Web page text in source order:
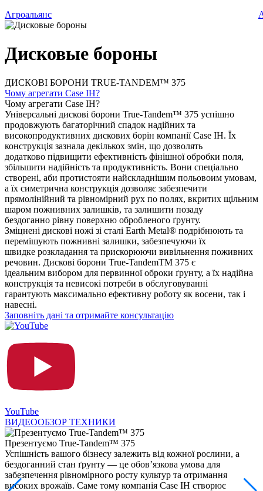
Агроальянс
Дисковые бороны
ДИСКОВІ БОРОНИ TRUE-TANDEM™ 375
Чому агрегати Case IH?
Чому агрегати Case IH?
Універсальні дискові борони True-Tandem™ 375 успішно
продовжують багаторічний спадок надійних та
високопродуктивних дискових борін компанії Case IH. Їх
конструкція зазнала декількох змін, що дозволять
додатково підвищити ефективність фінішної обробки поля,
збільшити надійність та продуктивність. Вони спеціально
створені, аби протистояти найскладнішим польовоим умовам,
а їх симетрична конструкція дозволяє забезпечити
прямолінійний та рівномірний рух по полях, вкритих щільним
шаром пожнивних залишків, та залишити позаду
бездоганно рівну поверхню обробленого ґрунту.
Зміцнені дискові ножі зі сталі Earth Metal® подрібнюють та
перемішують пожнивні залишки, забезпечуючи їх
швидке розкладання та прискорюючи вивільнення поживних
речовин. Дискові борони True-TandemТМ 375 є
ідеальним вибором для первинної оброки ґрунту, а їх надійна
конструкція та невисокі потреби в обслуговуванні
гарантують максимально ефективну роботу як восени, так і
навесні.
Заповніть дані та отримайте консультацію
YouTube
ВИДЕООБЗОР ТЕХНИКИ
Презентуємо True-Tandem™ 375
Успішність вашого бізнесу залежить від кожної рослини, а
бездоганний стан ґрунту — це обов’язкова умова для
забезпечення рівномірного росту культур та отримання
високих врожаїв. Саме тому компанія Case IH створює